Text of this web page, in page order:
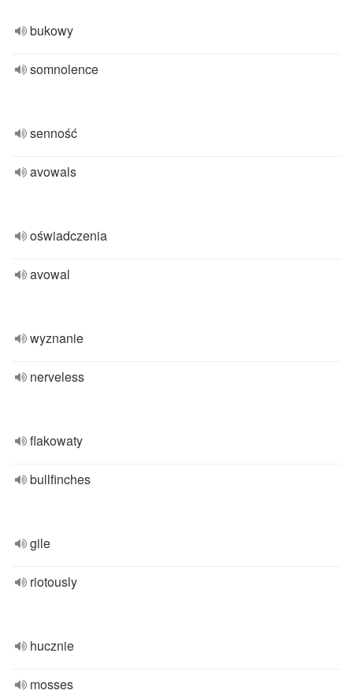
bukowy
somnolence
senność
avowals
oświadczenia
avowal
wyznanie
nerveless
flakowaty
bullfinches
gile
riotously
hucznie
mosses